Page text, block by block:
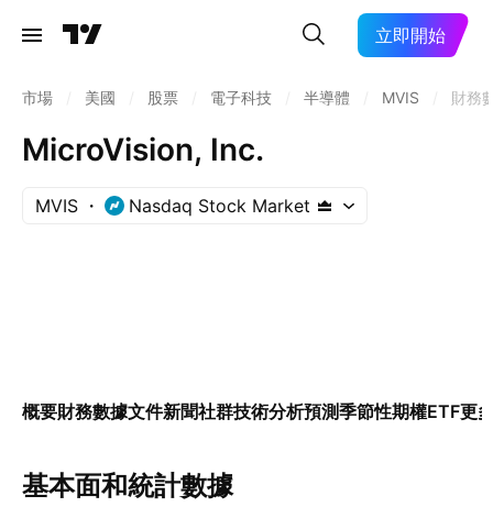
立即開始
市場 美國 股票 電子科技 半導體 MVIS 財務
MicroVision, Inc.
MVIS Nasdaq Stock Market
概要財務數據文件新聞社群技術分析預測季節性期權ETF更
基本面和統計數據